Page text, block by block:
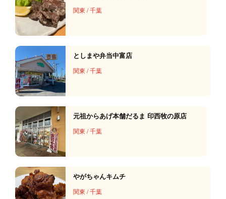
関東 /千葉
としまや弁当中富店
関東 /千葉
元祖からあげ本舗だるま 印西牧の原店
関東 /千葉
やがちゃんキムチ
関東 /千葉